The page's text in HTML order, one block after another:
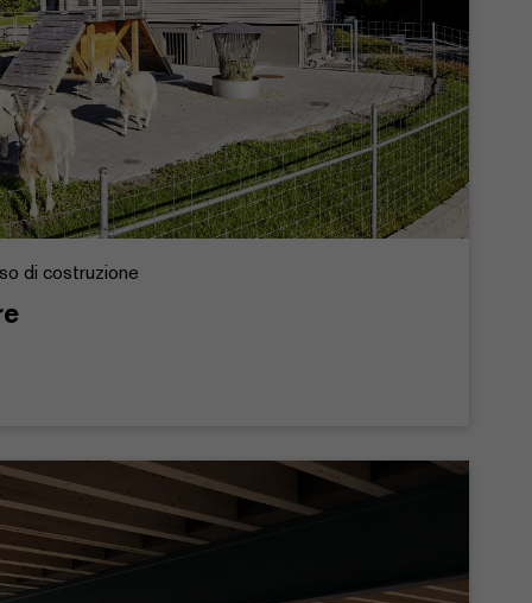
di costruzione